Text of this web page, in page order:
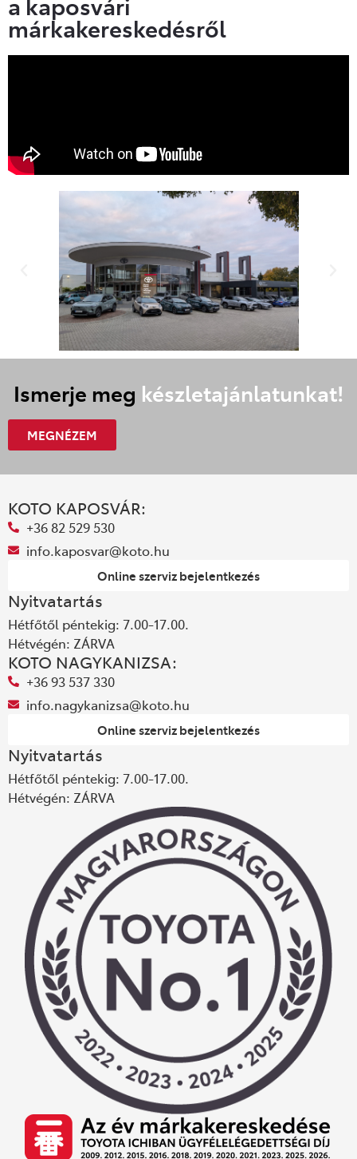
márkakereskedésről
Ismerje meg készletajánlatunkat!
MEGNÉZEM
KOTO KAPOSVÁR:
+36 82 529 530
info.kaposvar@koto.hu
Online szerviz bejelentkezés
Nyitvatartás
Hétfőtől péntekig: 7.00-17.00.
Hétvégén: ZÁRVA
KOTO NAGYKANIZSA:
+36 93 537 330
info.nagykanizsa@koto.hu
Online szerviz bejelentkezés
Nyitvatartás
Hétfőtől péntekig: 7.00-17.00.
Hétvégén: ZÁRVA